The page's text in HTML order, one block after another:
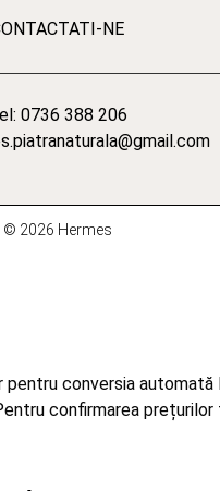
NE
0736 388 206
© 2026 Hermes
conversia automată
confirmarea